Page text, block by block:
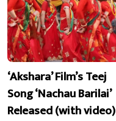
‘Akshara’ Film’s Teej
Song ‘Nachau Barilai’
Released (with video)